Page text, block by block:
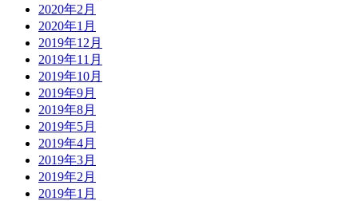
2020年2月
2020年1月
2019年12月
2019年11月
2019年10月
2019年9月
2019年8月
2019年5月
2019年4月
2019年3月
2019年2月
2019年1月